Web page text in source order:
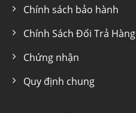
Chính sách bảo hành
Chính Sách Đổi Trả Hàng
Chứng nhận
Quy định chung